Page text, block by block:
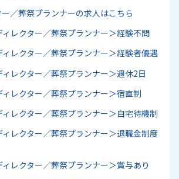
／葬祭プランナーの求人はこちら
レクター／葬祭プランナー＞経験不問
レクター／葬祭プランナー＞経験者優遇
レクター／葬祭プランナー＞週休2日
レクター／葬祭プランナー＞宿直制
レクター／葬祭プランナー＞自宅待機制
レクター／葬祭プランナー＞退職金制度
レクター／葬祭プランナー＞賞与あり